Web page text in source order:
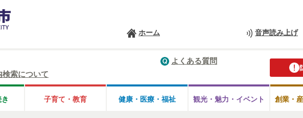
ホーム 音声読み上げ
よくある質問
検索について
子育て・教育 健康・医療・ 福祉 観光・魅力・ イベント 創業・